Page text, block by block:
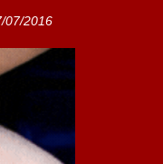
07/2016